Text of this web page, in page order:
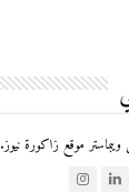
موقع زاكورة نيوز.